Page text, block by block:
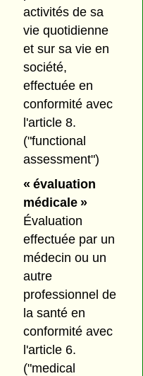
activités de sa
vie quotidienne
et sur sa vie en
société,
effectuée en
conformité avec
l'article 8.
("functional
assessment")
« évaluation
médicale »
Évaluation
effectuée par un
médecin ou un
autre
professionnel de
la santé en
conformité avec
l'article 6.
("medical